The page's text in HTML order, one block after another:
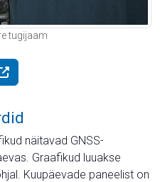
tugijaam
näitavad GNSS-
Graafikud luuakse
Kuupäevade paneelist on